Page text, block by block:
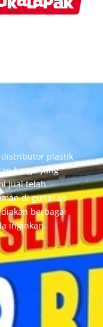
distributor plastik
harga yang
jual telah
di gunakan
berbagai
inginkan.